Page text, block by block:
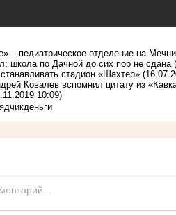
– педиатрическое отделение на
школа по Дачной до сих пор не сдана
стадион «Шахтер»
Ковалев вспомнил цитату из
10:09)
деньги